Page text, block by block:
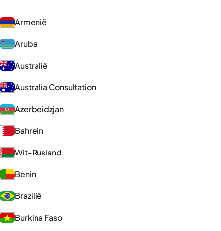
Armenië
Aruba
Australië
Australia Consultation
Azerbeidzjan
Bahrein
Wit-Rusland
Benin
Brazilië
Burkina Faso